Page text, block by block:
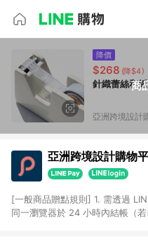
商
降價
$268 (降$4)
針織蕾絲和
亞洲跨境設計
亞洲跨境設計購物
[一般商品贈點規則] 1. 需透過
同一瀏覽器於 24 小時內結帳（